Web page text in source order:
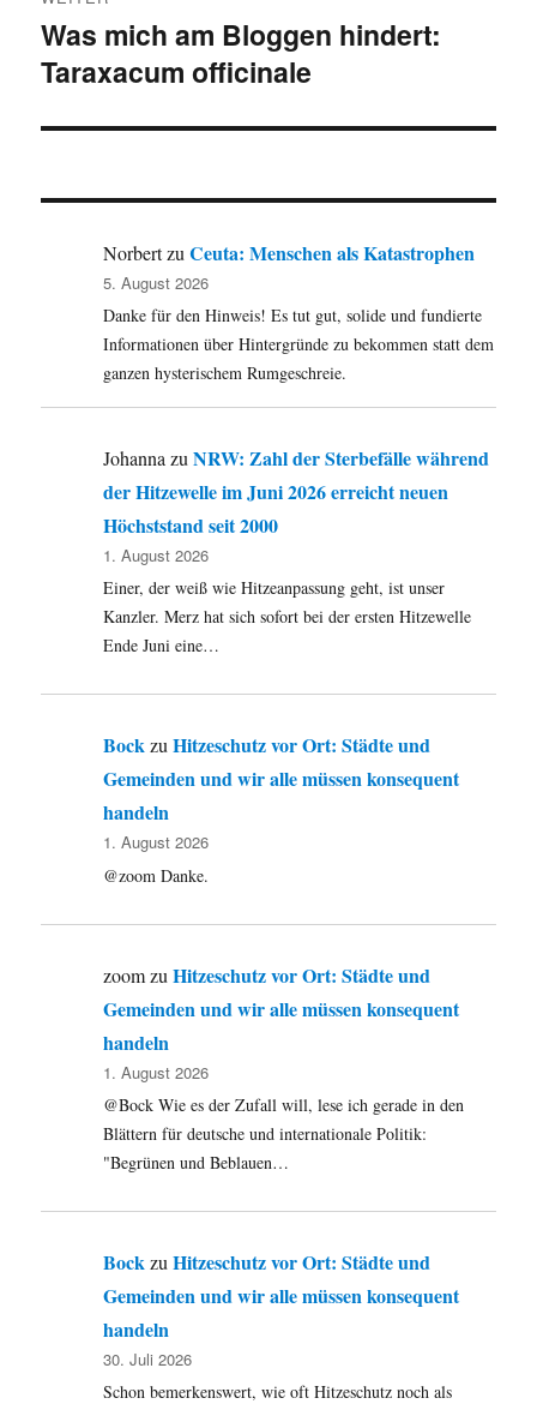
Nächster
Beitrag:
Was mich am Bloggen hindert:
Taraxacum officinale
NorbertzuCeuta: Menschen als Katastrophen
5. August 2026
Danke für den Hinweis! Es tut gut, solide und fundierte
Informationen über Hintergründe zu bekommen statt dem
ganzen hysterischem Rumgeschreie.
JohannazuNRW: Zahl der Sterbefälle während
der Hitzewelle im Juni 2026 erreicht neuen
Höchststand seit 2000
1. August 2026
Einer, der weiß wie Hitzeanpassung geht, ist unser
Kanzler. Merz hat sich sofort bei der ersten Hitzewelle
Ende Juni eine…
BockzuHitzeschutz vor Ort: Städte und
Gemeinden und wir alle müssen konsequent
handeln
1. August 2026
@zoom Danke.
zoomzuHitzeschutz vor Ort: Städte und
Gemeinden und wir alle müssen konsequent
handeln
1. August 2026
@Bock Wie es der Zufall will, lese ich gerade in den
Blättern für deutsche und internationale Politik:
"Begrünen und Beblauen…
Bock zuHitzeschutz vor Ort: Städte und
Gemeinden und wir alle müssen konsequent
handeln
30. Juli 2026
Schon bemerkenswert, wie oft Hitzeschutz noch als